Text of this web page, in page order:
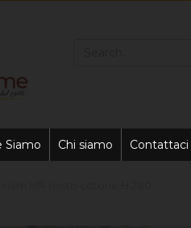
Siamo Chi siamo Contattaci